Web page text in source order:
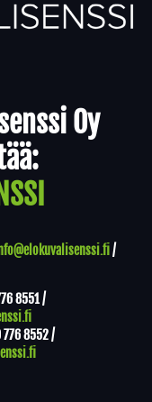
Oy
/
8551/
776 8552/